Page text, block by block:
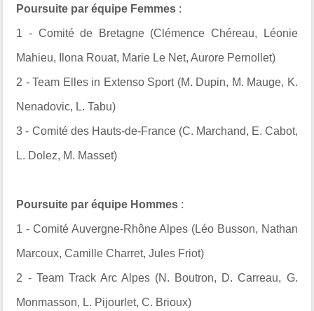
Poursuite par équipe Femmes :
1 - Comité de Bretagne (Clémence Chéreau, Léonie
Mahieu, Ilona Rouat, Marie Le Net, Aurore Pernollet)
2 -Team Elles in Extenso Sport (M. Dupin, M. Mauge, K.
Nenadovic, L. Tabu)
3 - Comité des Hauts-de-France (C. Marchand, E. Cabot,
L. Dolez, M. Masset)
Poursuite par équipe Hommes :
1 - Comité Auvergne-Rhône Alpes (Léo Busson, Nathan
Marcoux, Camille Charret, Jules Friot)
2 - Team Track Arc Alpes (N. Boutron, D. Carreau, G.
Monmasson, L. Pijourlet, C. Brioux)